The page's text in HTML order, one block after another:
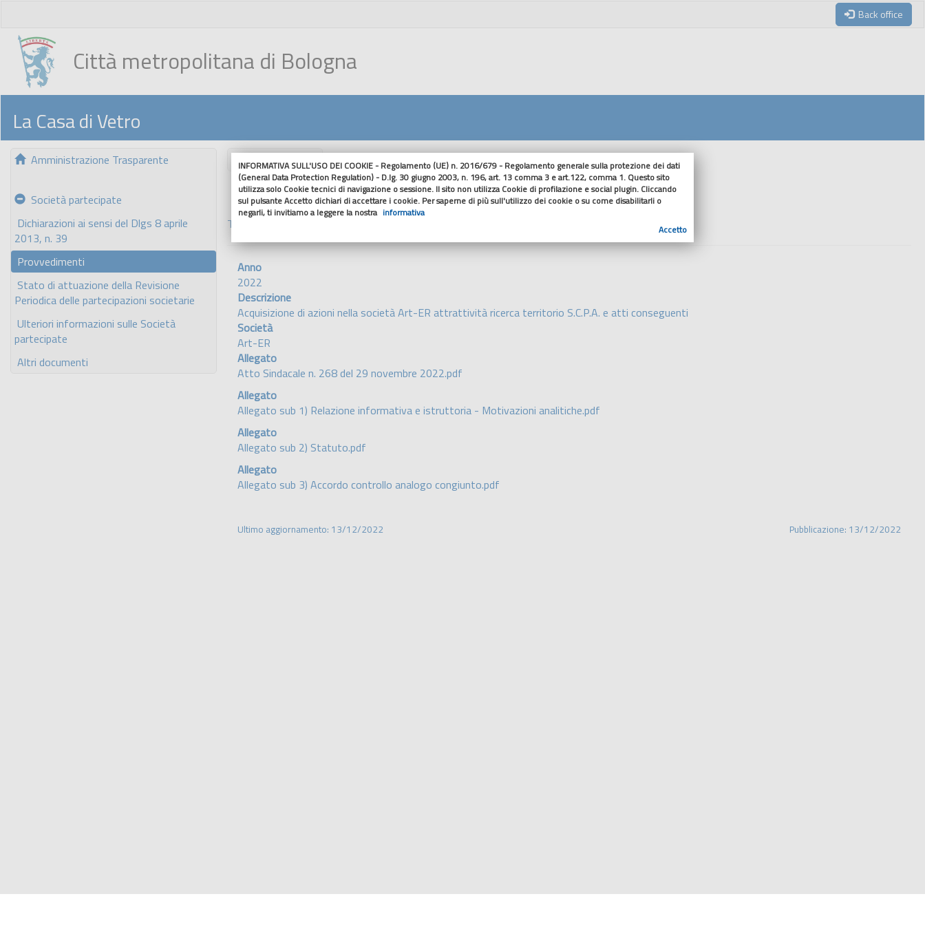
Back office
Città metropolitana di Bologna
La Casa di Vetro
Amministrazione Trasparente
Società partecipate
Dichiarazioni ai sensi del Dlgs 8 aprile
2013, n. 39
Provvedimenti
Stato di attuazione della Revisione
Periodica delle partecipazioni societarie
Ulteriori informazioni sulle Società
partecipate
Altri documenti
Nascondi menu
Dettaglio Contenuto
Torna indietro
Anno
2022
Descrizione
Acquisizione di azioni nella società Art-ER attrattività ricerca territorio S.C.P.A. e atti conseguenti
Società
Art-ER
Allegato
Atto Sindacale n. 268 del 29 novembre 2022.pdf
Allegato
Allegato sub 1) Relazione informativa e istruttoria - Motivazioni analitiche.pdf
Allegato
Allegato sub 2) Statuto.pdf
Allegato
Allegato sub 3) Accordo controllo analogo congiunto.pdf
Ultimo aggiornamento: 13/12/2022 Pubblicazione: 13/12/2022
INFORMATIVA SULL'USO DEI COOKIE - Regolamento (UE) n. 2016/679 - Regolamento generale sulla protezione dei dati
(General Data Protection Regulation) - D.lg. 30 giugno 2003, n. 196, art. 13 comma 3 e art.122, comma 1. Questo sito
utilizza solo Cookie tecnici di navigazione o sessione. Il sito non utilizza Cookie di profilazione e social plugin. Cliccando
sul pulsante Accetto dichiari di accettare i cookie. Per saperne di più sull'utilizzo dei cookie o su come disabilitarli o
negarli, ti invitiamo a leggere la nostra informativa
Accetto